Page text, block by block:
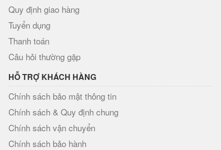
Quy định giao hàng
Tuyển dụng
Thanh toán
Câu hỏi thường gặp
HỖ TRỢ KHÁCH HÀNG
Chính sách bảo mật thông tin
Chính sách & Quy định chung
Chính sách vận chuyển
Chính sách bảo hành